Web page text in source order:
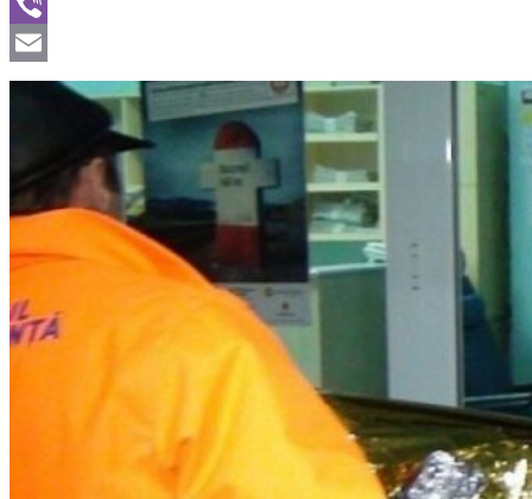
Viber
Email